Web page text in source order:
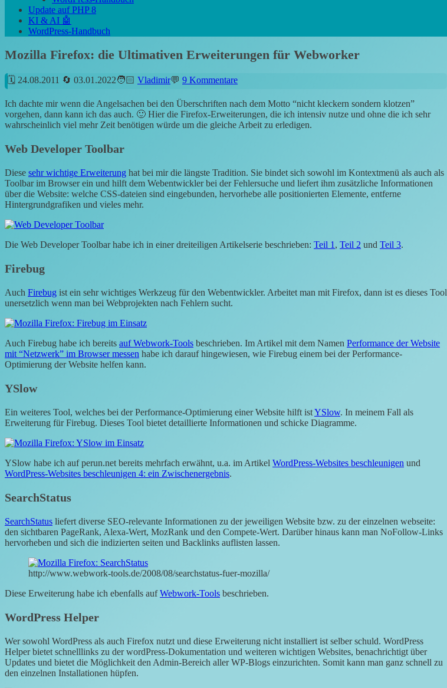
Update auf PHP 8
KI & AI 🤖
WordPress-Handbuch
Mozilla Firefox: die Ultimativen Erweiterungen für Webworker
24.08.2011 03.01.2022 Vladimir 9 Kommentare
Ich dachte mir wenn die Angelsachen bei den Überschriften nach dem Motto “nicht kleckern sondern klotzen”
vorgehen, dann kann ich das auch. 🙂 Hier die Firefox-Erweiterungen, die ich intensiv nutze und ohne die ich sehr
wahrscheinlich viel mehr Zeit benötigen würde um die gleiche Arbeit zu erledigen.
Web Developer Toolbar
Diese sehr wichtige Erweiterung hat bei mir die längste Tradition. Sie bindet sich sowohl im Kontextmenü als auch als
Toolbar im Browser ein und hilft dem Webentwickler bei der Fehlersuche und liefert ihm zusätzliche Informationen
über die Website: welche CSS-dateien sind eingebunden, hervorhebe alle positionierten Elemente, entferne
Hintergrundgrafiken und vieles mehr.
Die Web Developer Toolbar habe ich in einer dreiteiligen Artikelserie beschrieben: Teil 1 , Teil 2 und Teil 3.
Firebug
Auch Firebug ist ein sehr wichtiges Werkzeug für den Webentwickler. Arbeitet man mit Firefox, dann ist es dieses Tool
unersetzlich wenn man bei Webprojekten nach Fehlern sucht.
Auch Firebug habe ich bereits auf Webwork-Tools beschrieben. Im Artikel mit dem Namen Performance der Website
mit “Netzwerk” im Browser messen habe ich darauf hingewiesen, wie Firebug einem bei der Performance-
Optimierung der Website helfen kann.
YSlow
Ein weiteres Tool, welches bei der Performance-Optimierung einer Website hilft istYSlow. In meinem Fall als
Erweiterung für Firebug. Dieses Tool bietet detaillierte Informationen und schicke Diagramme.
YSlow habe ich auf perun.net bereits mehrfach erwähnt, u.a. im Artikel WordPress-Websites beschleunigen und
WordPress-Websites beschleunigen 4: ein Zwischenergebnis.
SearchStatus
SearchStatus liefert diverse SEO-relevante Informationen zu der jeweiligen Website bzw. zu der einzelnen webseite:
den sichtbaren PageRank, Alexa-Wert, MozRank und den Compete-Wert. Darüber hinaus kann man NoFollow-Links
hervorheben und sich die indizierten seiten und Backlinks auflisten lassen.
http://www.webwork-tools.de/2008/08/searchstatus-fuer-mozilla/
Diese Erweiterung habe ich ebenfalls aufWebwork-Tools beschrieben.
WordPress Helper
Wer sowohl WordPress als auch Firefox nutzt und diese Erweiterung nicht installiert ist selber schuld. WordPress
Helper bietet schnelllinks zu der wordPress-Dokumentation und weiteren wichtigen Websites, benachrichtigt über
Updates und bietet die Möglichkeit den Admin-Bereich aller WP-Blogs einzurichten. Somit kann man ganz schnell zu
den einzelnen Installationen hüpfen.